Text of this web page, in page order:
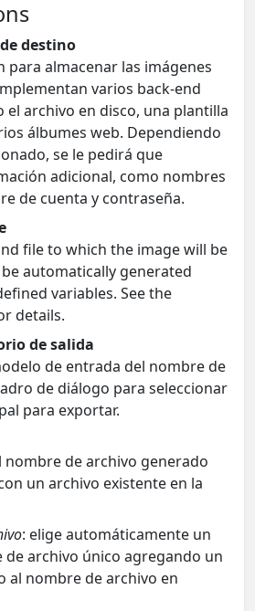
destino
para almacenar las imágenes
varios back-end
archivo en disco, una plantilla
álbumes web. Dependiendo
se le pedirá que
adicional, como nombres
de cuenta y contraseña.
file to which the image will be
automatically generated
variables. See the
details.
de salida
de entrada del nombre de
de diálogo para seleccionar
para exportar.
nombre de archivo generado
un archivo existente en la
: elige automáticamente un
de archivo único agregando un
al nombre de archivo en